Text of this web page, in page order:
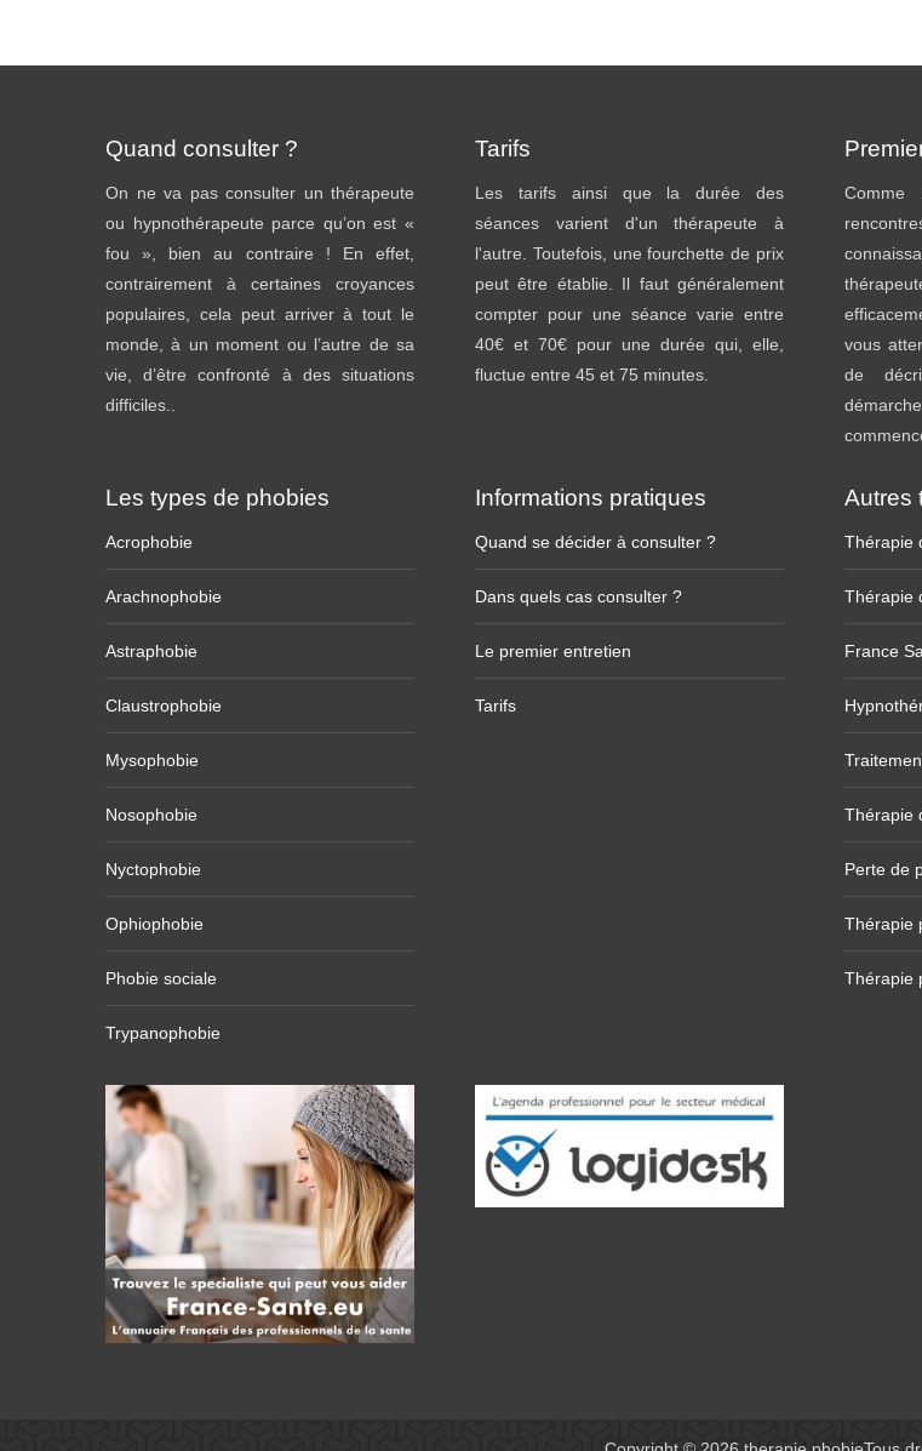
Quand consulter ?
On ne va pas consulter un thérapeute
ou hypnothérapeute parce qu’on est «
fou », bien au contraire ! En effet,
contrairement à certaines croyances
populaires, cela peut arriver à tout le
monde, à un moment ou l’autre de sa
vie, d’être confronté à des situations
difficiles..
Tarifs
Les tarifs ainsi que la durée des
séances varient d'un thérapeute à
l'autre. Toutefois, une fourchette de prix
peut être établie. Il faut généralement
compter pour une séance varie entre
40€ et 70€ pour une durée qui, elle,
fluctue entre 45 et 75 minutes.
Comme
vous
de
Les types de phobies
Acrophobie
Arachnophobie
Astraphobie
Claustrophobie
Mysophobie
Nosophobie
Nyctophobie
Ophiophobie
Phobie sociale
Trypanophobie
Informations pratiques
Quand se décider à consulter ?
Dans quels cas consulter ?
Le premier entretien
Tarifs
Autres
Thérapie
Thérapie
France
Thérapie
Perte de
Thérapie
Thérapie